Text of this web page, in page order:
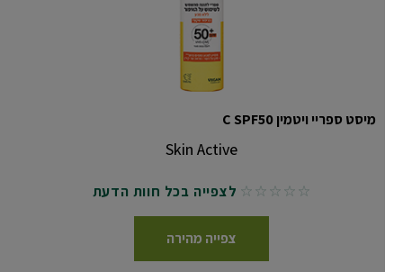
מיסט ספריי ויטמין C SPF50
Skin Active
No reviews לצפייה בכל חוות הדעת
צפייה מהירה